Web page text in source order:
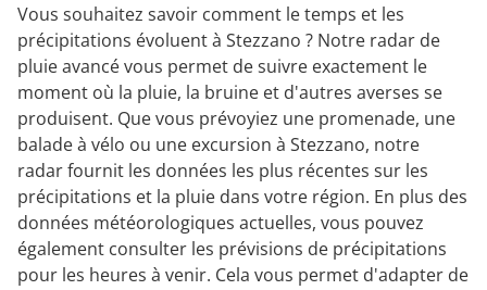
Vous souhaitez savoir comment le temps et les
précipitations évoluent à Stezzano ? Notre radar de
pluie avancé vous permet de suivre exactement le
moment où la pluie, la bruine et d'autres averses se
produisent. Que vous prévoyiez une promenade, une
balade à vélo ou une excursion à Stezzano, notre
radar fournit les données les plus récentes sur les
précipitations et la pluie dans votre région. En plus des
données météorologiques actuelles, vous pouvez
également consulter les prévisions de précipitations
pour les heures à venir. Cela vous permet d'adapter de